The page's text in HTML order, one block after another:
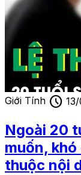
Giới Tính schedule
Ngoài 20
muốn,
thuộc nội